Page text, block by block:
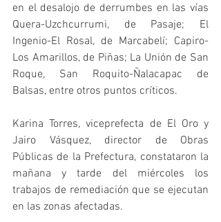
en el desalojo de derrumbes en las vías
Quera-Uzchcurrumi, de Pasaje; El
Ingenio-El Rosal, de Marcabelí; Capiro-
Los Amarillos, de Piñas; La Unión de San
Roque, San Roquito-Ñalacapac de
Balsas, entre otros puntos críticos.
Karina Torres, viceprefecta de El Oro y
Jairo Vásquez, director de Obras
Públicas de la Prefectura, constataron la
mañana y tarde del miércoles los
trabajos de remediación que se ejecutan
en las zonas afectadas.